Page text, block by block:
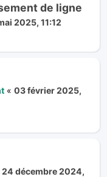
de ligne
2025, 11:12
« 03 février 2025,
24 décembre 2024,